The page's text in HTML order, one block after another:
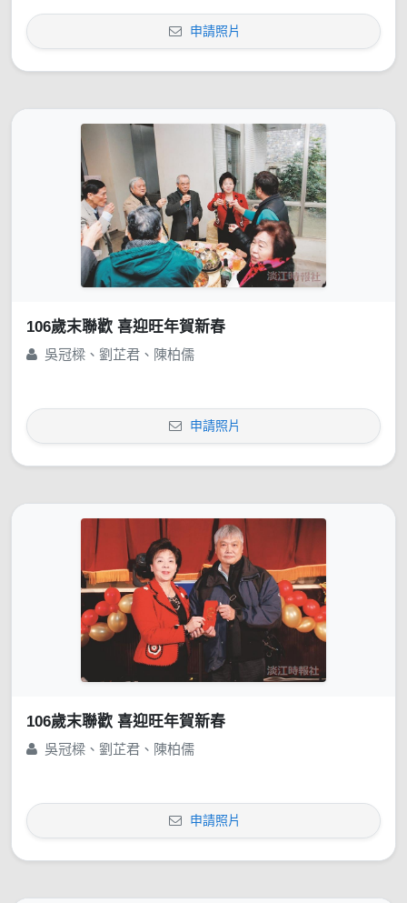
申請照片
106歲末聯歡 喜迎旺年賀新春
吳冠樑、劉芷君、陳柏儒
申請照片
106歲末聯歡 喜迎旺年賀新春
吳冠樑、劉芷君、陳柏儒
申請照片